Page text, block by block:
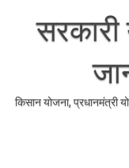
content
किसान योजना, प्रधानमंत्री